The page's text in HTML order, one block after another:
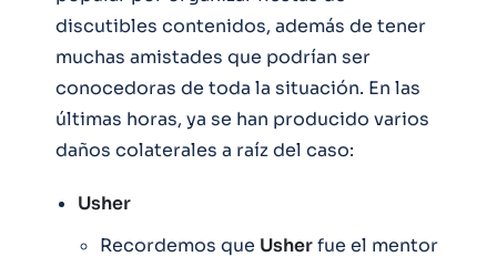
discutibles contenidos, además de tener
muchas amistades que podrían ser
conocedoras de toda la situación. En las
últimas horas, ya se han producido varios
daños colaterales a raíz del caso:
Usher
Recordemos que Usherfue el mentor